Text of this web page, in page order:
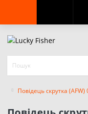
Повідець скрутка